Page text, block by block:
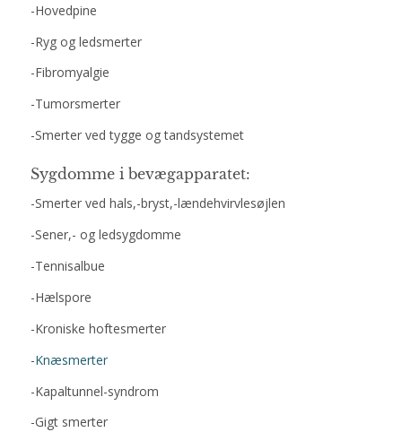
-Hovedpine
-Ryg og ledsmerter
-Fibromyalgie
-Tumorsmerter
-Smerter ved tygge og tandsystemet
Sygdomme i bevægapparatet:
-Smerter ved hals,-bryst,-lændehvirvlesøjlen
-Sener,- og ledsygdomme
-Tennisalbue
-Hælspore
-Kroniske hoftesmerter
-Knæsmerter
-Kapaltunnel-syndrom
-Gigt smerter